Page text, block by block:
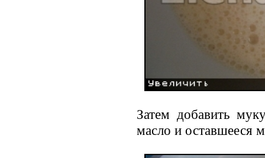
Затем добавить
масло и оставшееся